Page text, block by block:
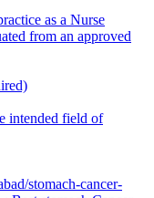
as a Nurse
from an approved
intended field of
stomach-cancer-